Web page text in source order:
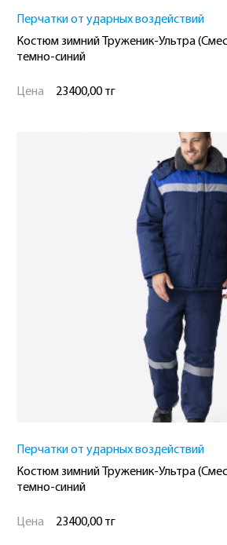
Перчатки от ударных воздействий
Костюм зимний Труженик-Ультра
темно-синий
Цена 23400,00 тг
Перчатки от ударных воздействий
Костюм зимний Труженик-Ультра
темно-синий
Цена 23400,00 тг